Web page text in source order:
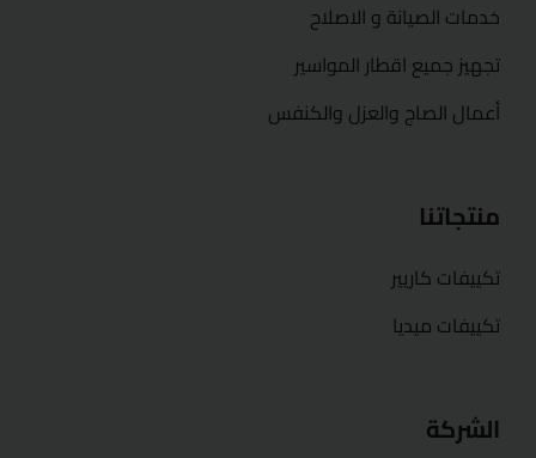
خدمات الصيانة و الاصلاح
تجهيز جميع اقطار المواسير
أعمال الصاج والعزل والكنفس
منتجاتنا
تكييفات كاريير
تكييفات ميديا
الشركة